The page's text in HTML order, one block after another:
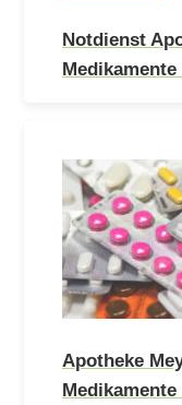
Notdienst
Apotheke